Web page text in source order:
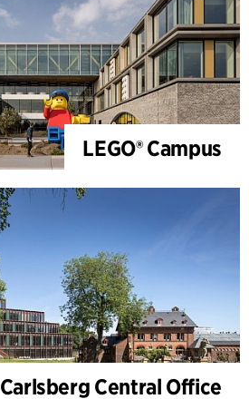
LEGO® Campus
Carlsberg Central Office